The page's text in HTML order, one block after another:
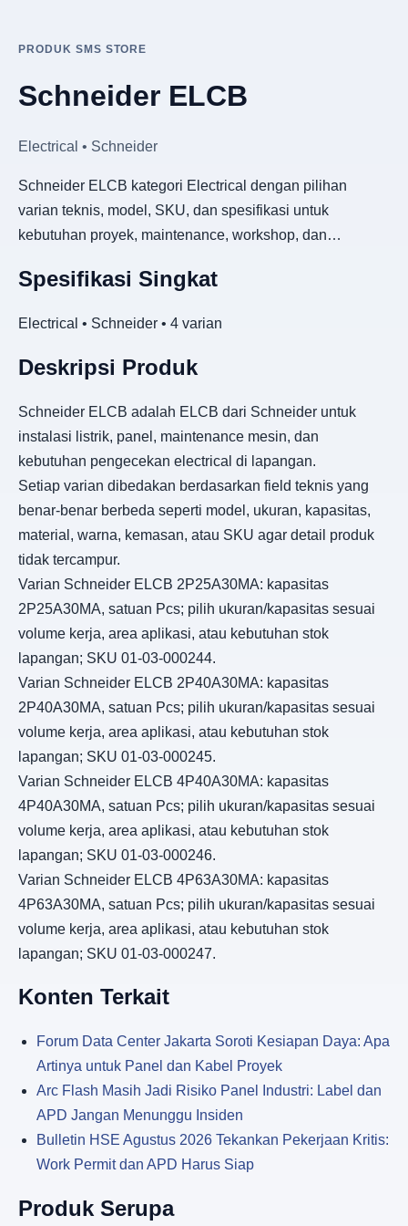
PRODUK SMS STORE
Schneider ELCB
Electrical • Schneider
Schneider ELCB kategori Electrical dengan pilihan
varian teknis, model, SKU, dan spesifikasi untuk
kebutuhan proyek, maintenance, workshop, dan…
Spesifikasi Singkat
Electrical • Schneider • 4 varian
Deskripsi Produk
Schneider ELCB adalah ELCB dari Schneider untuk
instalasi listrik, panel, maintenance mesin, dan
kebutuhan pengecekan electrical di lapangan.
Setiap varian dibedakan berdasarkan field teknis yang
benar-benar berbeda seperti model, ukuran, kapasitas,
material, warna, kemasan, atau SKU agar detail produk
tidak tercampur.
Varian Schneider ELCB 2P25A30MA: kapasitas
2P25A30MA, satuan Pcs; pilih ukuran/kapasitas sesuai
volume kerja, area aplikasi, atau kebutuhan stok
lapangan; SKU 01-03-000244.
Varian Schneider ELCB 2P40A30MA: kapasitas
2P40A30MA, satuan Pcs; pilih ukuran/kapasitas sesuai
volume kerja, area aplikasi, atau kebutuhan stok
lapangan; SKU 01-03-000245.
Varian Schneider ELCB 4P40A30MA: kapasitas
4P40A30MA, satuan Pcs; pilih ukuran/kapasitas sesuai
volume kerja, area aplikasi, atau kebutuhan stok
lapangan; SKU 01-03-000246.
Varian Schneider ELCB 4P63A30MA: kapasitas
4P63A30MA, satuan Pcs; pilih ukuran/kapasitas sesuai
volume kerja, area aplikasi, atau kebutuhan stok
lapangan; SKU 01-03-000247.
Konten Terkait
Forum Data Center Jakarta Soroti Kesiapan Daya: Apa
Artinya untuk Panel dan Kabel Proyek
Arc Flash Masih Jadi Risiko Panel Industri: Label dan
APD Jangan Menunggu Insiden
Bulletin HSE Agustus 2026 Tekankan Pekerjaan Kritis:
Work Permit dan APD Harus Siap
Produk Serupa